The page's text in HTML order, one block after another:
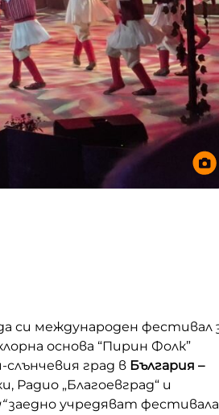
си международен фестивал
основа “Пирин Фолк”
слънчевия град в България –
Радио „Благоевград“ и
заедно учредяват фестивала